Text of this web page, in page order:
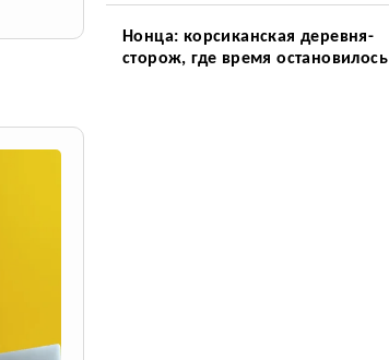
Нонца: корсиканская деревня-
сторож, где время остановилось